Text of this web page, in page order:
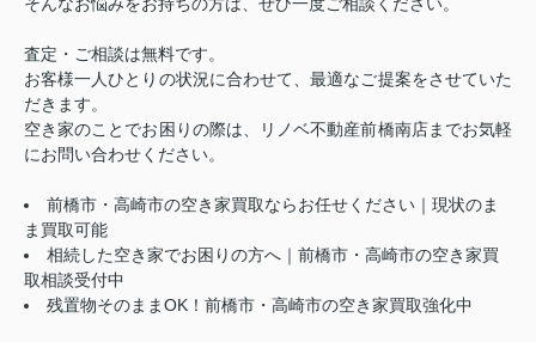
そんなお悩みをお持ちの方は、ぜひ一度ご相談ください。
査定・ご相談は無料です。
お客様一人ひとりの状況に合わせて、最適なご提案をさせていた
だきます。
空き家のことでお困りの際は、リノベ不動産前橋南店までお気軽
にお問い合わせください。
前橋市・高崎市の空き家買取ならお任せください｜現状のま
ま買取可能
相続した空き家でお困りの方へ｜前橋市・高崎市の空き家買
取相談受付中
残置物そのままOK！前橋市・高崎市の空き家買取強化中